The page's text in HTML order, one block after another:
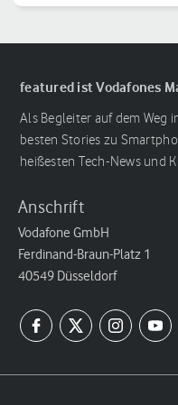
featured ist Vodafones
Als Begleiter auf dem Weg
besten Stories zu
heißesten Tech-News und
Anschrift
Vodafone GmbH
Ferdinand-Braun-Platz 1
40549 Düsseldorf